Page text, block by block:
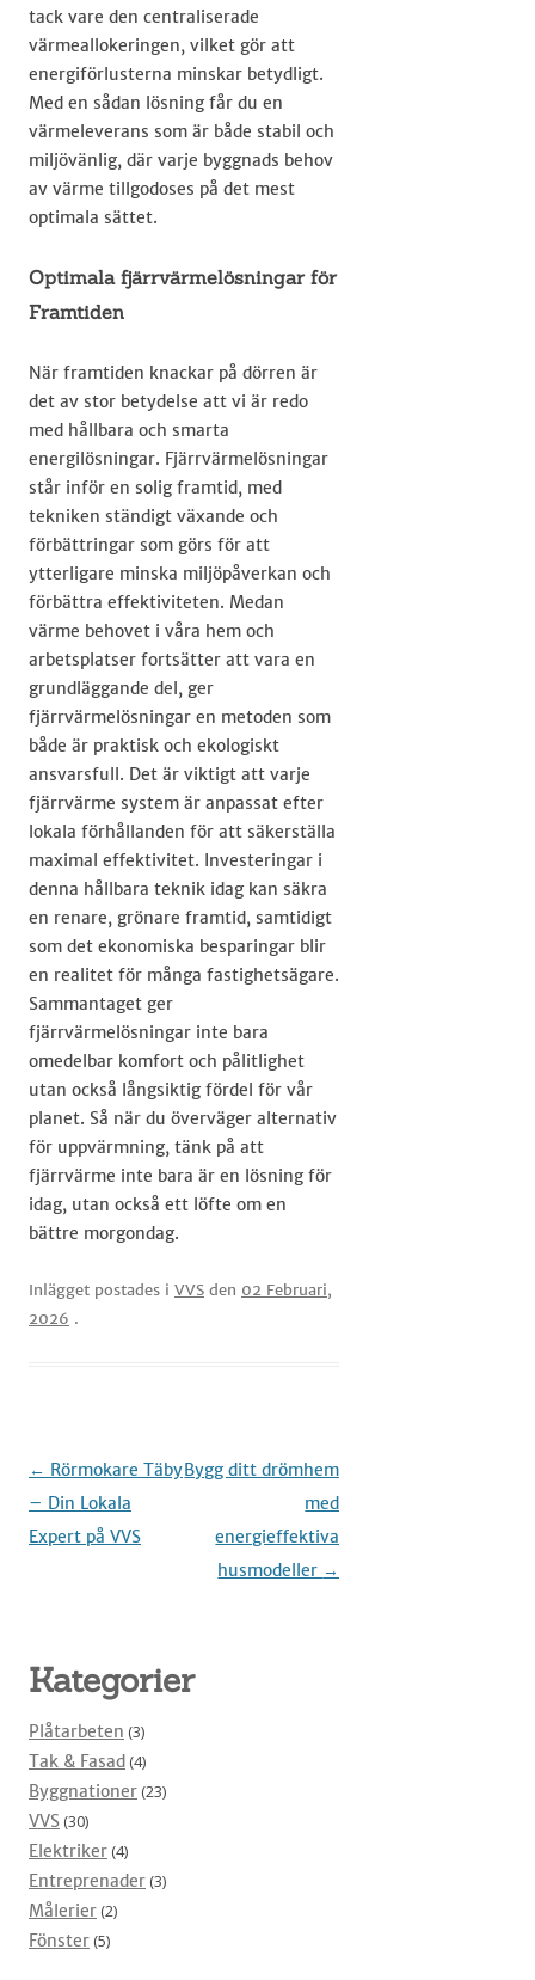
tack vare den centraliserade
värmeallokeringen, vilket gör att
energiförlusterna minskar betydligt.
Med en sådan lösning får du en
värmeleverans som är både stabil och
miljövänlig, där varje byggnads behov
av värme tillgodoses på det mest
optimala sättet.
Optimala fjärrvärmelösningar för
Framtiden
När framtiden knackar på dörren är
det av stor betydelse att vi är redo
med hållbara och smarta
energilösningar. Fjärrvärmelösningar
står inför en solig framtid, med
tekniken ständigt växande och
förbättringar som görs för att
ytterligare minska miljöpåverkan och
förbättra effektiviteten. Medan
värme behovet i våra hem och
arbetsplatser fortsätter att vara en
grundläggande del, ger
fjärrvärmelösningar en metoden som
både är praktisk och ekologiskt
ansvarsfull. Det är viktigt att varje
fjärrvärme system är anpassat efter
lokala förhållanden för att säkerställa
maximal effektivitet. Investeringar i
denna hållbara teknik idag kan säkra
en renare, grönare framtid, samtidigt
som det ekonomiska besparingar blir
en realitet för många fastighetsägare.
Sammantaget ger
fjärrvärmelösningar inte bara
omedelbar komfort och pålitlighet
utan också långsiktig fördel för vår
planet. Så när du överväger alternativ
för uppvärmning, tänk på att
fjärrvärme inte bara är en lösning för
idag, utan också ett löfte om en
bättre morgondag.
Inlägget postades i VVS den 02 Februari,
2026 .
Inläggsnavigering
← Rörmokare Täby
– Din Lokala
Expert på VVS
Bygg ditt drömhem
med
energieffektiva
husmodeller →
Kategorier
Plåtarbeten (3)
Tak & Fasad (4)
Byggnationer (23)
VVS (30)
Elektriker (4)
Entreprenader (3)
Målerier (2)
Fönster (5)